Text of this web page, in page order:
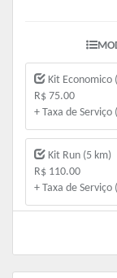
Kit Economico
R$ 75.00
+ Taxa de
Kit Run (5 km)
R$ 110.00
+ Taxa de